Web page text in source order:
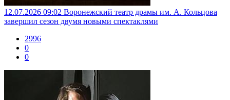
12.07.2026 09:02 Воронежский театр драмы им. А. Кольцова
завершил сезон двумя новыми спектаклями
2996
0
0